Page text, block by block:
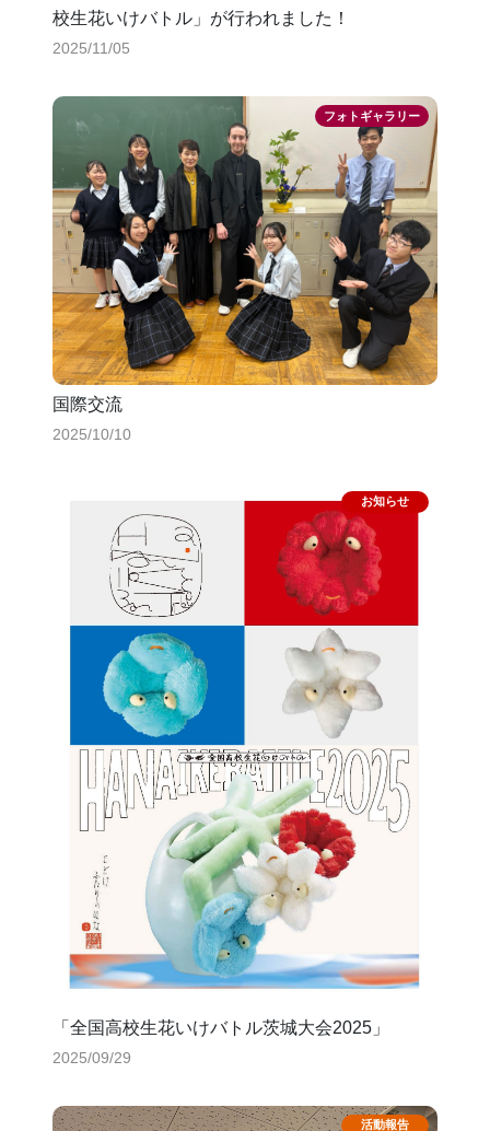
校生花いけバトル」が行われました！
2025/11/05
国際交流
2025/10/10
「全国高校生花いけバトル茨城大会2025」
2025/09/29